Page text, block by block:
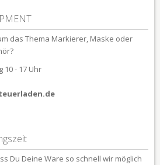
das Thema Markierer, Maske oder
10 - 17 Uhr
Du Deine Ware so schnell wir möglich